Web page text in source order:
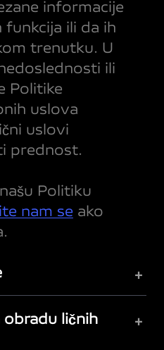
informacije
funkcija ili da ih
trenutku. U
ili
Politike
uslova
uslovi
prednost.
Politiku
nam se ako
+
obradu ličnih
+